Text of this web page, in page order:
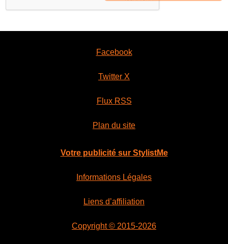
Facebook
Twitter X
Flux RSS
Plan du site
Votre publicité sur StylistMe
Informations Légales
Liens d’affiliation
Copyright © 2015-2026